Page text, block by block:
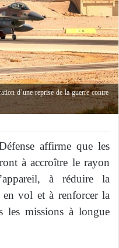
d’une reprise de la guerre contre
affirme que les
à accroître le rayon
à réduire la
vol et à renforcer la
les missions à longue